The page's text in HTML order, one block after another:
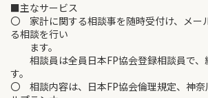
■主なサービス
〇 家計に関する相談事を随時受付け、メー
る相談を行い
ます。
相談員は全員日本FP協会登録相談員で、
す。
〇 相談内容は、日本FP協会倫理規定、神奈